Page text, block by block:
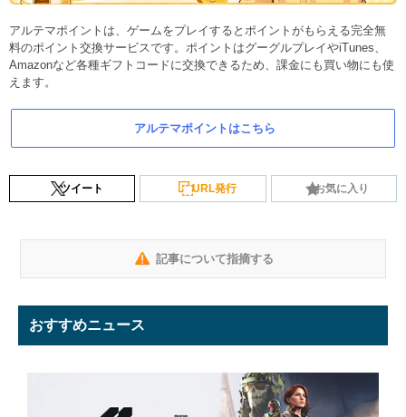
アルテマポイントは、ゲームをプレイするとポイントがもらえる完全無
料のポイント交換サービスです。ポイントはグーグルプレイやiTunes、
Amazonなど各種ギフトコードに交換できるため、課金にも買い物にも使
えます。
アルテマポイントはこちら
ツイート URL発行 お気に入り
記事について指摘する
おすすめニュース